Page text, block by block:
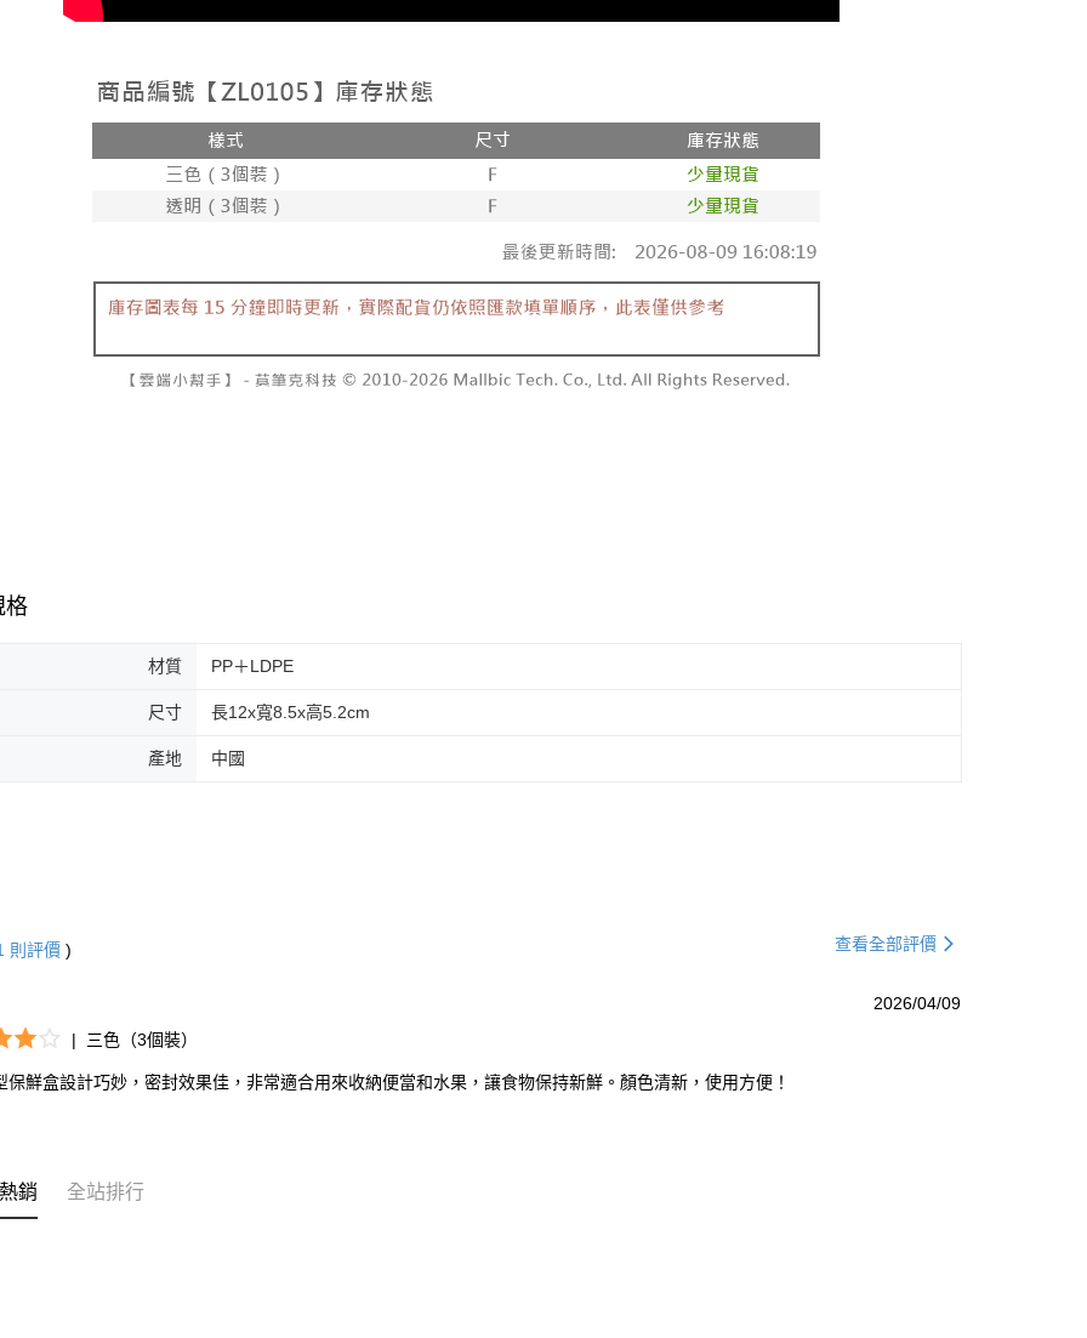
格
材質 PP＋LDPE
尺寸 長12x寬8.5x高5.2cm
產地 中國
則評價 ) 查看全部評價
2026/04/09
|
三色（3個裝）
保鮮盒設計巧妙，密封效果佳，非常適合用來收納便當和水果，讓食物保持新鮮。顏色清新，使用方便！
銷 全站排行